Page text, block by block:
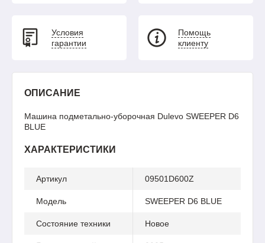
Условия
гарантии
Помощь
клиенту
ОПИСАНИЕ
Машина подметально-уборочная Dulevo SWEEPER D6
BLUE
ХАРАКТЕРИСТИКИ
Артикул 09501D600Z
Модель SWEEPER D6 BLUE
Состояние техники Новое